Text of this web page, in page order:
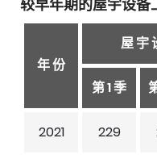
较早年期的屋宇设备
年 份
屋 宇
第 1 季
2021 229